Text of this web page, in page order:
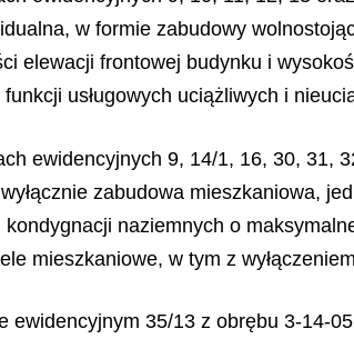
w formie zabudowy
elewacji frontowej budynku i
usługowych uciążliwych i
ewidencyjnych 9, 14/1, 16, 30,
zabudowa mieszkaniowa,
naziemnych o
mieszkaniowe, w tym z
ewidencyjnym 35/13 z obrębu 3-14-